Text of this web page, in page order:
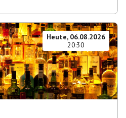
Heute, 06.08.2026
20:30